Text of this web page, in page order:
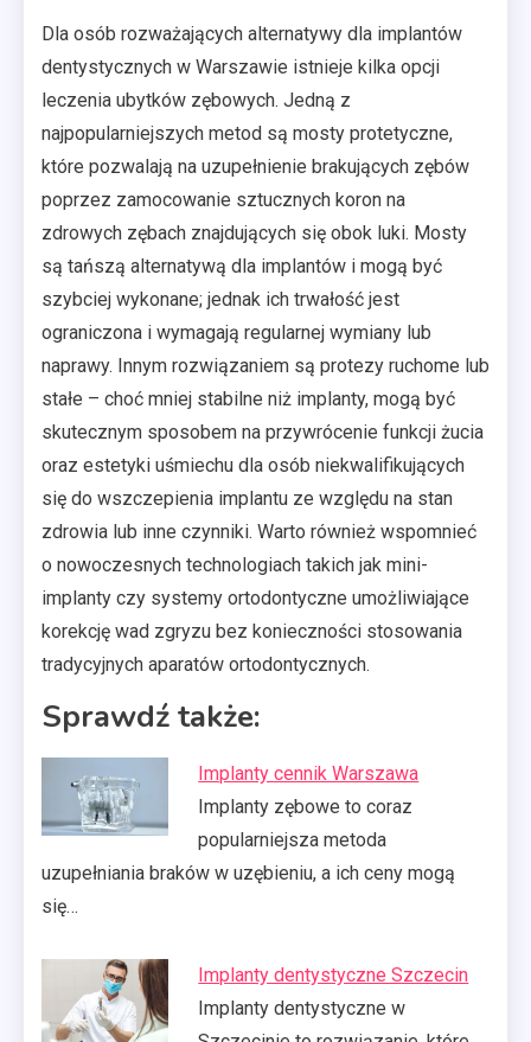
Dla osób rozważających alternatywy dla implantów
dentystycznych w Warszawie istnieje kilka opcji
leczenia ubytków zębowych. Jedną z
najpopularniejszych metod są mosty protetyczne,
które pozwalają na uzupełnienie brakujących zębów
poprzez zamocowanie sztucznych koron na
zdrowych zębach znajdujących się obok luki. Mosty
są tańszą alternatywą dla implantów i mogą być
szybciej wykonane; jednak ich trwałość jest
ograniczona i wymagają regularnej wymiany lub
naprawy. Innym rozwiązaniem są protezy ruchome lub
stałe – choć mniej stabilne niż implanty, mogą być
skutecznym sposobem na przywrócenie funkcji żucia
oraz estetyki uśmiechu dla osób niekwalifikujących
się do wszczepienia implantu ze względu na stan
zdrowia lub inne czynniki. Warto również wspomnieć
o nowoczesnych technologiach takich jak mini-
implanty czy systemy ortodontyczne umożliwiające
korekcję wad zgryzu bez konieczności stosowania
tradycyjnych aparatów ortodontycznych.
Sprawdź także:
Implanty cennik Warszawa
Implanty zębowe to coraz
popularniejsza metoda
uzupełniania braków w uzębieniu, a ich ceny mogą
się…
Implanty dentystyczne Szczecin
Implanty dentystyczne w